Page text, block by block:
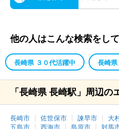
他の人はこんな検索をし
長崎県 ３０代活躍中 長崎
「長崎県 長崎駅」周辺の
長崎市 佐世保市 諫早市 大
五島市
西海市 島原市 対馬